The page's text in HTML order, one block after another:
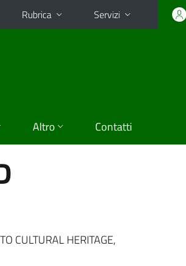
Rubrica Servizi
Altro Contatti
CULTURAL HERITAGE,